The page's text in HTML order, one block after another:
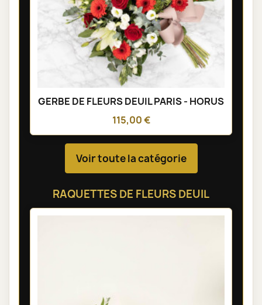
GERBE DE FLEURS DEUIL PARIS - HORUS
115,00 €
Voir toute la catégorie
RAQUETTES DE FLEURS DEUIL